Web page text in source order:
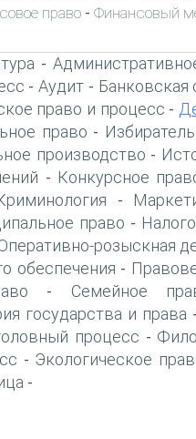
право - Финансовый
-
-Аудит - Банковская
право и процесс -
право -
производство -
- Конкурсное
-
право -
розыскная
обеспечения -
- Семейное
государства и права -
процесс -
- Экологическое
-